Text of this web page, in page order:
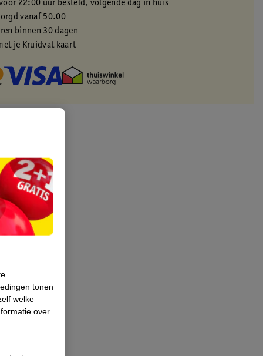
22:00 uur besteld, volgende dag in huis
vanaf 50.00
binnen 30 dagen
je Kruidvat kaart
tonen
welke
over